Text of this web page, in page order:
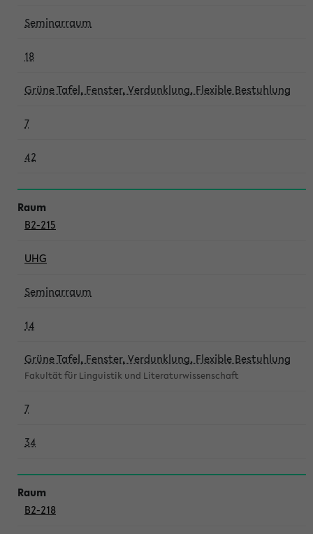
Seminarraum
18
Grüne Tafel, Fenster, Verdunklung, Flexible Bestuhlung
7
42
B2-215
UHG
Seminarraum
14
Grüne Tafel, Fenster, Verdunklung, Flexible Bestuhlung
Fakultät für Linguistik und Literaturwissenschaft
7
34
B2-218